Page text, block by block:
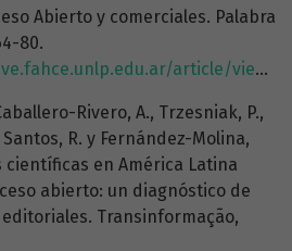
Abierto y comerciales. Palabra
80.
article/view/PCv4n2a01
Rivero, A., Trzesniak, P.,
R. y Fernández-Molina,
científicas en América Latina
abierto: un diagnóstico de
Transinformação,